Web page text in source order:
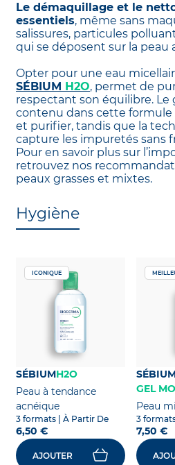
Le démaquillage et le
essentiels, même sans
salissures, particules
qui se déposent sur la peau
Opter pour une eau
SÉBIUM H2O, permet de
respectant son équilibre. Le
contenu dans cette
et purifier, tandis que la
capture les impuretés sans
Pour en savoir plus sur
retrouvez nos
peaux grasses et mixtes.
Hygiène
ICONIQUE
SÉBIUMH2O
Peau à tendance
acnéique
3 formats | À Partir De
6,50 €
AJOUTER
GEL
Peau
3
7,50 €